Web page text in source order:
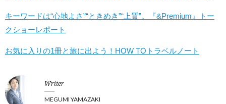
キーワードは“心地よさ”“ときめき”“上質”。『&Premium』トー
クショーレポート
お気に入りの1冊と旅に出よう！HOW TOトラベルノート
Writer
MEGUMI YAMAZAKI